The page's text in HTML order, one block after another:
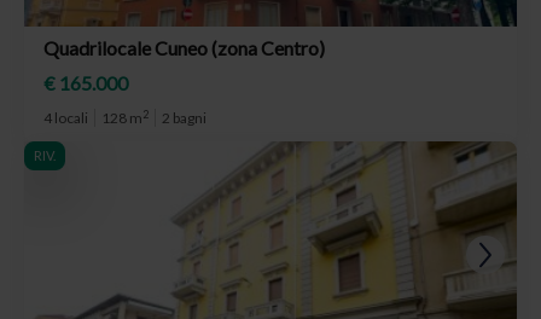
Quadrilocale Cuneo (zona Centro)
€ 165.000
4 locali 128 m2 2 bagni
RIV.